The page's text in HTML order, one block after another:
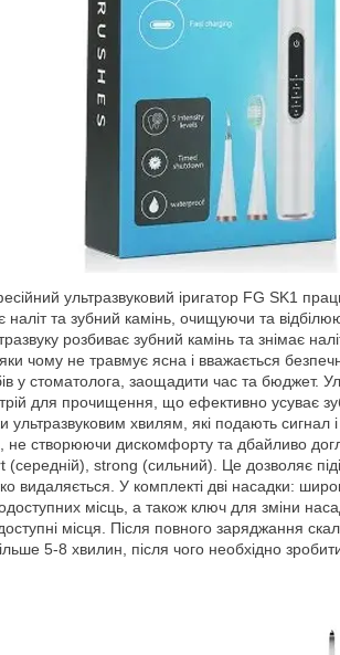
ультразвуковий іригатор FG SK1
наліт та зубний камінь, очищуючи та
розбиває зубний камінь та знімає
чому не травмує ясна і вважається
у стоматолога, заощадити час та бюджет.
для прочищення, що ефективно усуває
ультразвуковим хвилям, які подають
не створюючи дискомфорту та дбайливо
(середній), strong (сильний). Це дозволяє
видаляється. У комплекті дві насадки:
місць, а також ключ для зміни
місця. Після повного заряджання
5-8 хвилин, після чого необхідно